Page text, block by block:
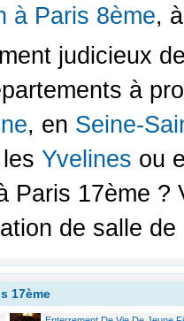
à Paris 8ème,
judicieux
à
, en Seine-
Yvelines ou
Paris 17ème
de salle
17ème